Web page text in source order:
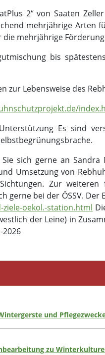
2“ von Saaten
mehrjährige Arten
mehrjährige
bis
zur Lebensweise des
Es sind
sich gerne an Sandra
Umsetzung von
Zur
gerne bei der ÖSSV.
oekol.-station.html
der Leine) in
2026
und
zu